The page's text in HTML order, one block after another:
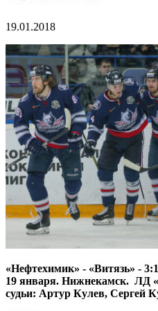
19.01.2018
«Нефтехимик» - «Витязь» -
19 января. Нижнекамск. ЛД
судьи: Артур Кулев, Сергей